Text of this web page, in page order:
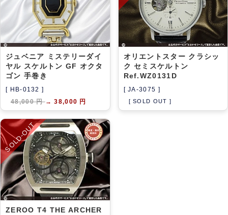
ジュベニア ミステリーダイ
ヤル スケルトン GF オクタ
ゴン 手巻き
[ HB-0132 ]
48,000 円→ 38,000 円
オリエントスター クラシッ
ク セミスケルトン
Ref.WZ0131D
[ JA-3075 ]
[ SOLD OUT ]
SOLD-OUT
ZEROO T4 THE ARCHER